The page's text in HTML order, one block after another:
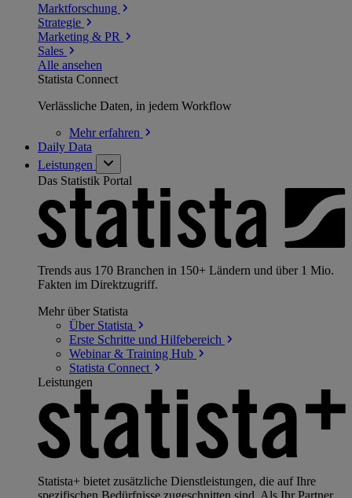
Marktforschung
Strategie
Marketing & PR
Sales
Alle ansehen
Statista Connect
Verlässliche Daten, in jedem Workflow
Mehrerfahren
Daily Data
Leistungen
Das Statistik Portal
Trends aus 170 Branchen in 150+ Ländern und über 1 Mio.
Fakten im Direktzugriff.
Mehr über Statista
Über Statista
Erste Schritte und Hilfebereich
Webinar & Training Hub
Statista Connect
Leistungen
Statista+ bietet zusätzliche Dienstleistungen, die auf Ihre
spezifischen Bedürfnisse zugeschnitten sind. Als Ihr Partner